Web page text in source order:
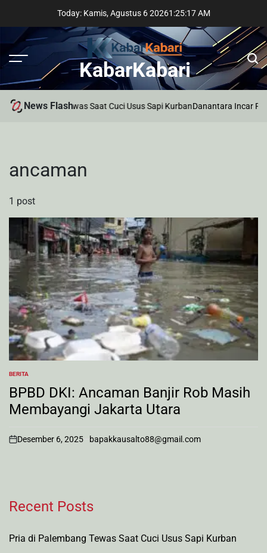
content
Today: Kamis, Agustus 6 20261 :25:18 AM
KabarKabari
News Flash
di Palembang Tewas Saat Cuci Usus Sapi KurbanDanantara Incar
ancaman
1 post
POSTED
IN
BERITA
BPBD DKI: Ancaman Banjir Rob Masih
Membayangi Jakarta Utara
on
Desember 6, 2025 bapakkausalto88@gmail.com
Recent Posts
Pria di Palembang Tewas Saat Cuci Usus Sapi Kurban